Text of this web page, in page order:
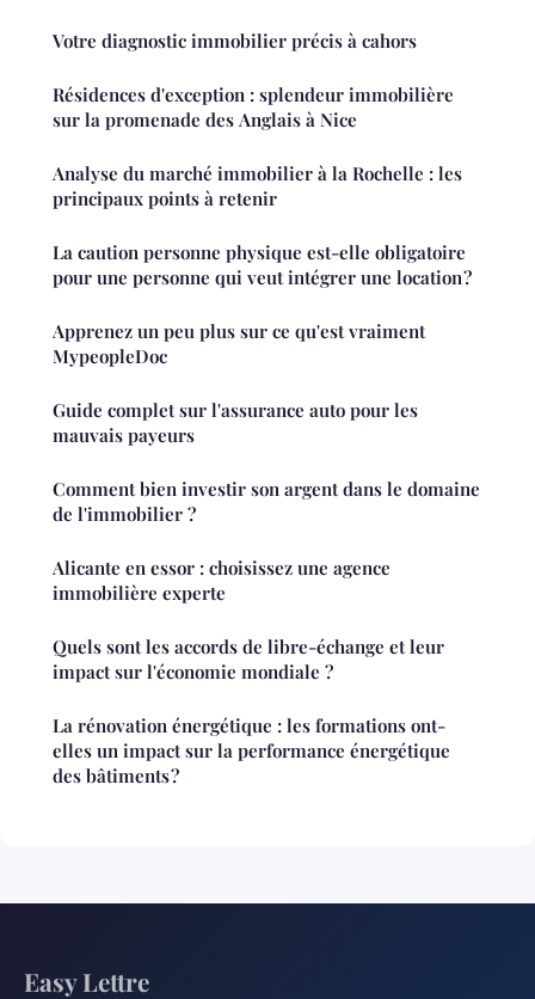
Votre diagnostic immobilier précis à cahors
Résidences d'exception : splendeur immobilière
sur la promenade des Anglais à Nice
Analyse du marché immobilier à la Rochelle : les
principaux points à retenir
La caution personne physique est-elle obligatoire
pour une personne qui veut intégrer une location ?
Apprenez un peu plus sur ce qu'est vraiment
MypeopleDoc
Guide complet sur l'assurance auto pour les
mauvais payeurs
Comment bien investir son argent dans le domaine
de l'immobilier ?
Alicante en essor : choisissez une agence
immobilière experte
Quels sont les accords de libre-échange et leur
impact sur l'économie mondiale ?
La rénovation énergétique : les formations ont-
elles un impact sur la performance énergétique
des bâtiments ?
Easy Lettre